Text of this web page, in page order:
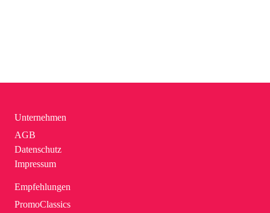
Unternehmen
AGB
Datenschutz
Impressum
Empfehlungen
PromoClassics